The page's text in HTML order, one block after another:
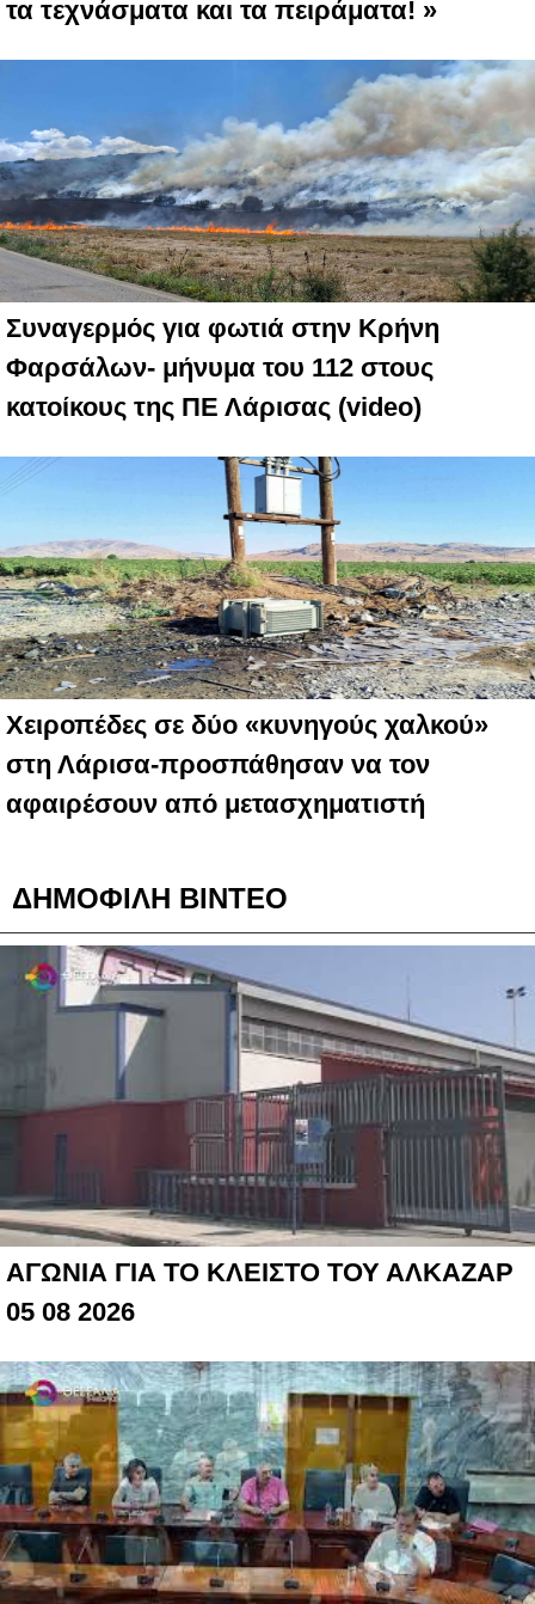
τα τεχνάσματα και τα πειράματα! »
Συναγερμός για φωτιά στην Κρήνη
Φαρσάλων- μήνυμα του 112 στους
κατοίκους της ΠΕ Λάρισας (video)
Χειροπέδες σε δύο «κυνηγούς χαλκού»
στη Λάρισα-προσπάθησαν να τον
αφαιρέσουν από μετασχηματιστή
ΔΗΜΟΦΙΛΗ ΒΙΝΤΕΟ
ΑΓΩΝΙΑ ΓΙΑ ΤΟ ΚΛΕΙΣΤΟ ΤΟΥ ΑΛΚΑΖΑΡ
05 08 2026